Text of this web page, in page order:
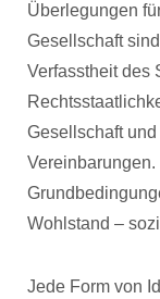
Überlegungen
Gesellschaft
Verfasstheit des
Gesellschaft
Wohlstand –
Jede Form von